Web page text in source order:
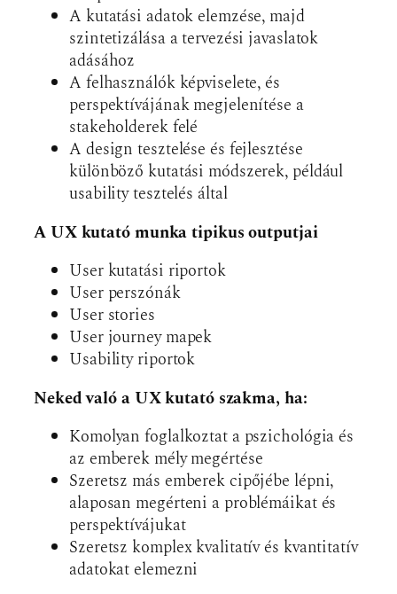
A kutatási adatok elemzése, majd
szintetizálása a tervezési javaslatok
adásához
A felhasználók képviselete, és
perspektívájának megjelenítése a
stakeholderek felé
A design tesztelése és fejlesztése
különböző kutatási módszerek, például
usability tesztelés által
A UX kutató munka tipikus outputjai
User kutatási riportok
User perszónák
User stories
User journey mapek
Usability riportok
Neked való a UX kutató szakma, ha:
Komolyan foglalkoztat a pszichológia és
az emberek mély megértése
Szeretsz más emberek cipőjébe lépni,
alaposan megérteni a problémáikat és
perspektívájukat
Szeretsz komplex kvalitatív és kvantitatív
adatokat elemezni